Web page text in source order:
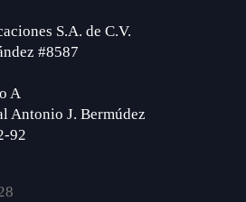
S.A. de C.V.
#8587
A
Antonio J. Bermúdez
92